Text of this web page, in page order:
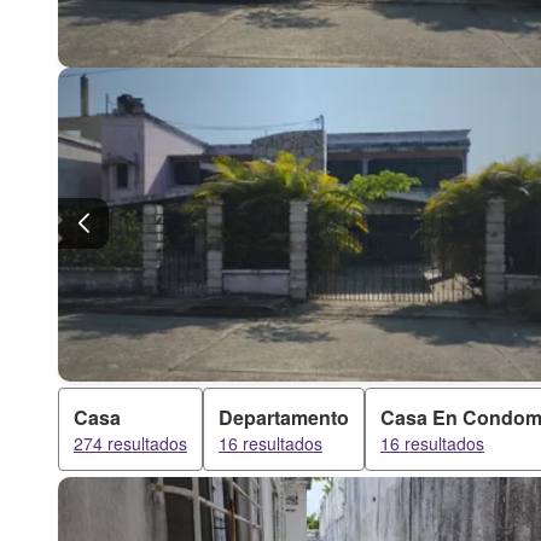
Casa
274 resultados
Departamento
16 resultados
Casa En
16 resultados